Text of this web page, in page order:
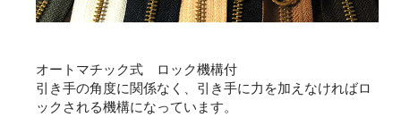
オートマチック式 ロック機構付
引き手の角度に関係なく、引き手に力を加えなければロ
ックされる機構になっています。